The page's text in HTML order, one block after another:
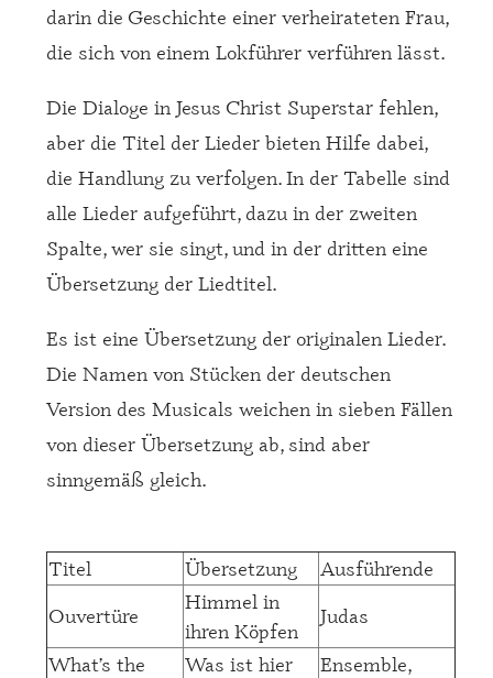
darin die Geschichte einer verheirateten Frau,
die sich von einem Lokführer verführen lässt.
Die Dialoge in Jesus Christ Superstar fehlen,
aber die Titel der Lieder bieten Hilfe dabei,
die Handlung zu verfolgen. In der Tabelle sind
alle Lieder aufgeführt, dazu in der zweiten
Spalte, wer sie singt, und in der dritten eine
Übersetzung der Liedtitel.
Es ist eine Übersetzung der originalen Lieder.
Die Namen von Stücken der deutschen
Version des Musicals weichen in sieben Fällen
von dieser Übersetzung ab, sind aber
sinngemäß gleich.
Titel Übersetzung
Ausführende
Ouvertüre
Himmel in
ihren Köpfen
Judas
What’s the
Was ist hier
Ensemble,